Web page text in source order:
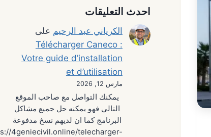
احدث التعليقات
الكرياني عبد الرحيم على
Télécharger Caneco :
Votre guide d’installation
et d’utilisation
مارس 12, 2026
يمكنك التواصل مع صاحب الموقع
التالي فهو يمكنه حل جميع مشاكل
البرنامج كما ان لديهم نسخ مدفوعة
4geniecivil.online/telecharger-